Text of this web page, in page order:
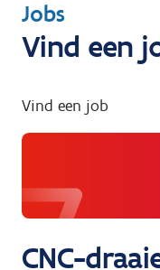
T
e
u
g
a
a
r
Jobs
Vind een
Vind een job
CNC-